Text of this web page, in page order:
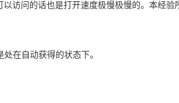
访问的话也是打开速度极慢极慢的。本经
在自动获得的状态下。